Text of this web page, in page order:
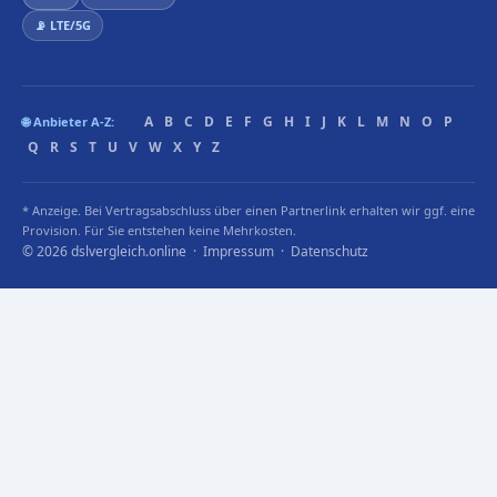
📡 LTE/5G
🌐 Anbieter A-Z: A B C D E F G H I J K L M N O
P
Q
R S T U V W X Y Z
* Anzeige. Bei Vertragsabschluss über einen Partnerlink erhalten wir ggf. eine
Provision. Für Sie entstehen keine Mehrkosten.
© 2026 dslvergleich.online · Impressum · Datenschutz